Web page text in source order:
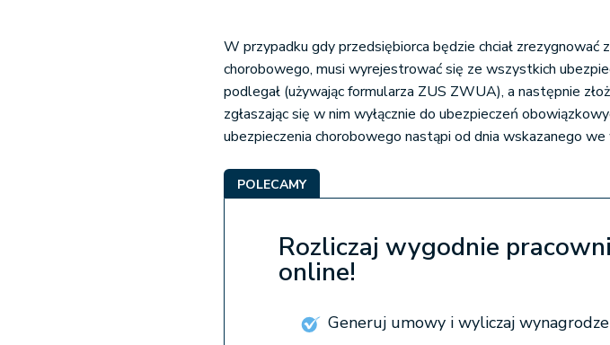
W przypadku gdy przedsiębiorca będzie chciał zrezygnować
chorobowego, musi wyrejestrować się ze wszystkich
podlegał (używając formularza ZUS ZWUA), a następnie
zgłaszając się w nim wyłącznie do ubezpieczeń
ubezpieczenia chorobowego nastąpi od dnia wskazanego we
POLECAMY
Rozliczaj wygodnie
online!
Generuj umowy i wyliczaj